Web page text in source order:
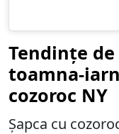
Tendințe
toamna-
cozoroc NY
Șapca cu